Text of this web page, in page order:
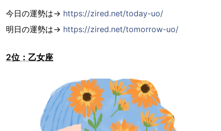
今日の運勢は→ https://zired.net/today-uo/
明日の運勢は→ https://zired.net/tomorrow-uo/
2位：乙女座